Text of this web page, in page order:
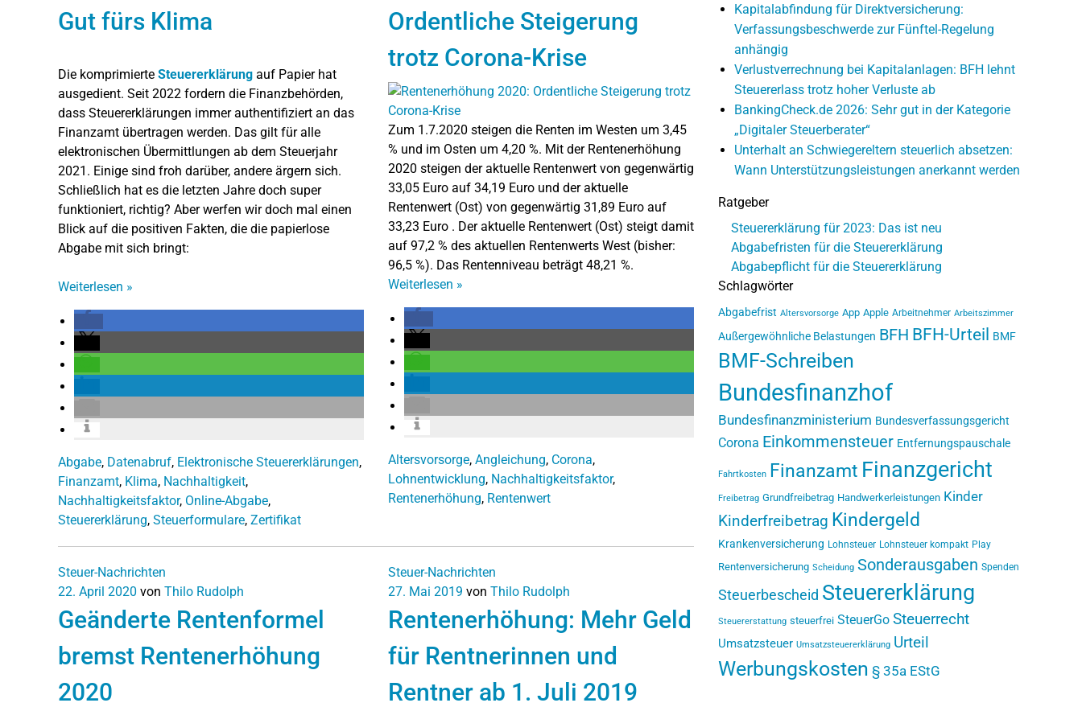
Gut fürs Klima
Die komprimierte Steuererklärung auf Papier hat
ausgedient. Seit 2022 fordern die Finanzbehörden,
dass Steuererklärungen immer authentifiziert an das
Finanzamt übertragen werden. Das gilt für alle
elektronischen Übermittlungen ab dem Steuerjahr
2021. Einige sind froh darüber, andere ärgern sich.
Schließlich hat es die letzten Jahre doch super
funktioniert, richtig? Aber werfen wir doch mal einen
Blick auf die positiven Fakten, die die papierlose
Abgabe mit sich bringt:
Weiterlesen »
Abgabe, Datenabruf, Elektronische Steuererklärungen,
Finanzamt, Klima, Nachhaltigkeit,
Nachhaltigkeitsfaktor, Online-Abgabe,
Steuererklärung, Steuerformulare, Zertifikat
Ordentliche Steigerung
trotz Corona-Krise
Zum 1.7.2020 steigen die Renten im Westen um 3,45
% und im Osten um 4,20 %. Mit der Rentenerhöhung
2020 steigen der aktuelle Rentenwert von gegenwärtig
33,05 Euro auf 34,19 Euro und der aktuelle
Rentenwert (Ost) von gegenwärtig 31,89 Euro auf
33,23 Euro . Der aktuelle Rentenwert (Ost) steigt damit
auf 97,2 % des aktuellen Rentenwerts West (bisher:
96,5 %). Das Rentenniveau beträgt 48,21 %.
Weiterlesen »
Altersvorsorge, Angleichung, Corona,
Lohnentwicklung, Nachhaltigkeitsfaktor,
Rentenerhöhung, Rentenwert
Steuer-Nachrichten
22. April 2020 von Thilo Rudolph
Geänderte Rentenformel
bremst Rentenerhöhung
2020
Steuer-Nachrichten
27. Mai 2019 von Thilo Rudolph
Rentenerhöhung: Mehr Geld
für Rentnerinnen und
Rentner ab 1. Juli 2019
Kapitalabfindung für Direktversicherung:
Verfassungsbeschwerde zur Fünftel-Regelung
anhängig
Verlustverrechnung bei Kapitalanlagen: BFH lehnt
Steuererlass trotz hoher Verluste ab
BankingCheck.de 2026: Sehr gut in der Kategorie
„Digitaler Steuerberater“
Unterhalt an Schwiegereltern steuerlich absetzen:
Wann Unterstützungsleistungen anerkannt werden
Ratgeber
Steuererklärung für 2023: Das ist neu
Abgabefristen für die Steuererklärung
Abgabepflicht für die Steuererklärung
Schlagwörter
Abgabefrist Altersvorsorge App Apple Arbeitnehmer Arbeitszimmer
Außergewöhnliche Belastungen BFH BFH-Urteil BMF
BMF-Schreiben
Bundesfinanzhof
Bundesfinanzministerium Bundesverfassungsgericht
Corona Einkommensteuer Entfernungspauschale
Fahrtkosten Finanzamt Finanzgericht
Freibetrag Grundfreibetrag Handwerkerleistungen Kinder
Kinderfreibetrag Kindergeld
Krankenversicherung Lohnsteuer Lohnsteuer kompakt Play
Rentenversicherung Scheidung Sonderausgaben Spenden
Steuerbescheid Steuererklärung
Steuererstattung steuerfrei SteuerGo Steuerrecht
Umsatzsteuer Umsatzsteuererklärung Urteil
Werbungskosten § 35a EStG